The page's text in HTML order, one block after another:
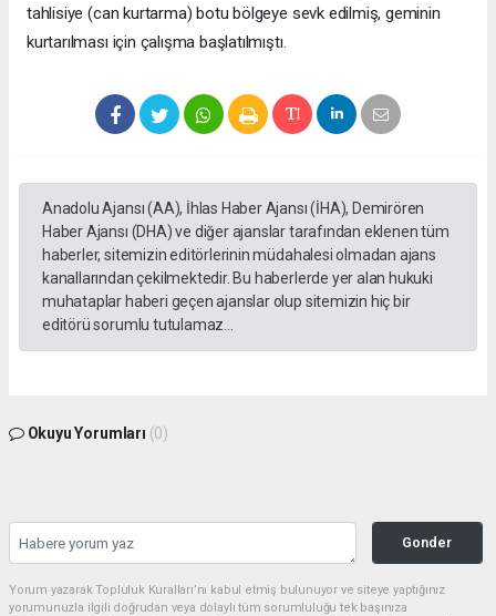
tahlisiye (can kurtarma) botu bölgeye sevk edilmiş, geminin
kurtarılması için çalışma başlatılmıştı.
Anadolu Ajansı (AA), İhlas Haber Ajansı (İHA), Demirören
Haber Ajansı (DHA) ve diğer ajanslar tarafından eklenen tüm
haberler, sitemizin editörlerinin müdahalesi olmadan ajans
kanallarından çekilmektedir. Bu haberlerde yer alan hukuki
muhataplar haberi geçen ajanslar olup sitemizin hiç bir
editörü sorumlu tutulamaz...
Okuyu Yorumları (0)
Gonder
Yorum yazarak Topluluk Kuralları’nı kabul etmiş bulunuyor ve siteye yaptığınız
yorumunuzla ilgili doğrudan veya dolaylı tüm sorumluluğu tek başınıza